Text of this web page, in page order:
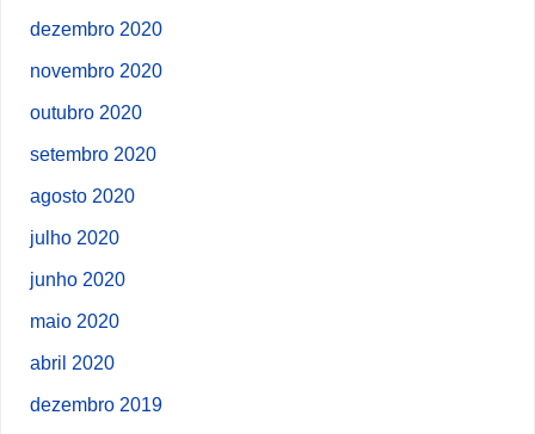
dezembro 2020
novembro 2020
outubro 2020
setembro 2020
agosto 2020
julho 2020
junho 2020
maio 2020
abril 2020
dezembro 2019